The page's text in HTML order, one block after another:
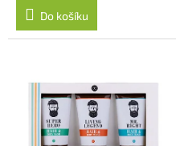
Do košíku